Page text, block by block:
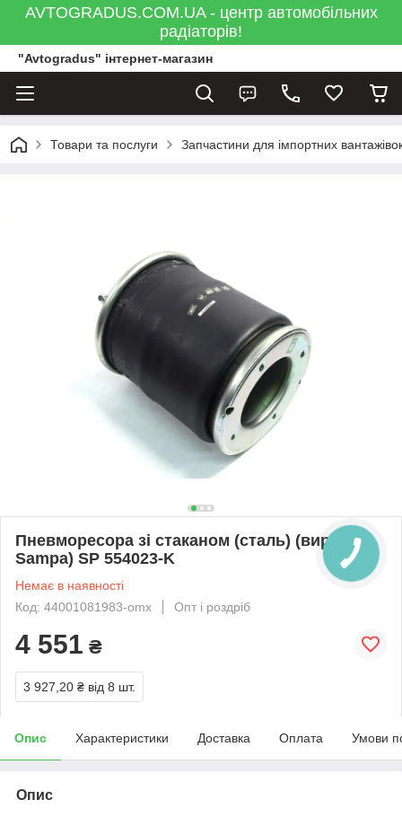
AVTOGRADUS.COM.UA - центр автомобільних
радіаторів!
"Avtogradus" інтернет-магазин
Товари та послуги Запчастини для імпортних
Пневморесора зі стаканом (сталь) (вир-во
Sampa) SP 554023-K
Немає в наявності
Код: 44001081983-omx
Опт і роздріб
4 551 ₴
3 927,20 ₴ від 8 шт.
Опис Характеристики Доставка Оплата Умови
Опис